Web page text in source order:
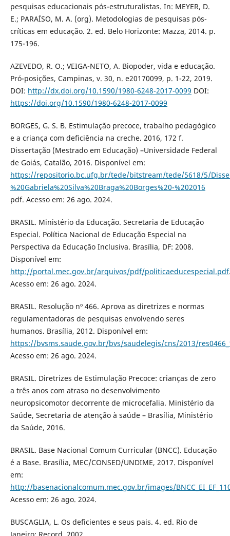
pesquisas educacionais pós-estruturalistas. In: MEYER, D.
E.; PARAÍSO, M. A. (org). Metodologias de pesquisas pós-
críticas em educação. 2. ed. Belo Horizonte: Mazza, 2014. p.
175-196.
AZEVEDO, R. O.; VEIGA-NETO, A. Biopoder, vida e educação.
Pró-posições, Campinas, v. 30, n. e20170099, p. 1-22, 2019.
DOI: http://dx.doi.org/10.1590/1980-6248-2017-0099 DOI:
https://doi.org/10.1590/1980-6248-2017-0099
BORGES, G. S. B. Estimulação precoce, trabalho pedagógico
e a criança com deficiência na creche. 2016, 172 f.
Dissertação (Mestrado em Educação) –Universidade Federal
de Goiás, Catalão, 2016. Disponível em:
https://repositorio.bc.ufg.br/tede/bitstream/tede/5618/5/
%20Gabriela%20Silva%20Braga%20Borges%20-%202016
pdf. Acesso em: 26 ago. 2024.
BRASIL. Ministério da Educação. Secretaria de Educação
Especial. Política Nacional de Educação Especial na
Perspectiva da Educação Inclusiva. Brasília, DF: 2008.
Disponível em:
http://portal.mec.gov.br/arquivos/pdf/politicaeducespecial.pdf
Acesso em: 26 ago. 2024.
BRASIL. Resolução nº 466. Aprova as diretrizes e normas
regulamentadoras de pesquisas envolvendo seres
humanos. Brasília, 2012. Disponível em:
https://bvsms.saude.gov.br/bvs/saudelegis/cns/2013/
Acesso em: 26 ago. 2024.
BRASIL. Diretrizes de Estimulação Precoce: crianças de zero
a três anos com atraso no desenvolvimento
neuropsicomotor decorrente de microcefalia. Ministério da
Saúde, Secretaria de atenção à saúde – Brasília, Ministério
da Saúde, 2016.
BRASIL. Base Nacional Comum Curricular (BNCC). Educação
é a Base. Brasília, MEC/CONSED/UNDIME, 2017. Disponível
em:
http://basenacionalcomum.mec.gov.br/images/
Acesso em: 26 ago. 2024.
BUSCAGLIA, L. Os deficientes e seus pais. 4. ed. Rio de
Janeiro: Record, 2002.